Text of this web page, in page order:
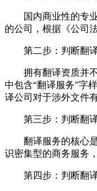
国内商业性的专
的公司，根据《公司
第二步：判断翻
拥有翻译资质并
中包含“翻译服务”字
译公司对于涉外文件
第三步：判断翻
翻译服务的核心
识密集型的商务服务
第四步：判断翻